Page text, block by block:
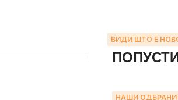
ВИДИ ШТО Е
НАШИ ОДБРАНИ